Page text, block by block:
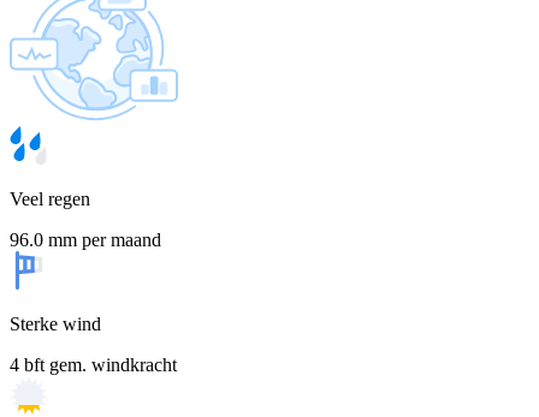
Veel regen
96.0 mm per maand
Sterke wind
4 bft gem. windkracht